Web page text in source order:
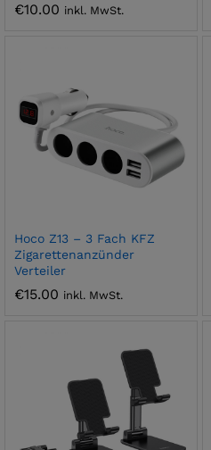
€10.00 inkl. MwSt.
Hoco Z13 – 3 Fach KFZ
Zigarettenanzünder
Verteiler
€15.00 inkl. MwSt.